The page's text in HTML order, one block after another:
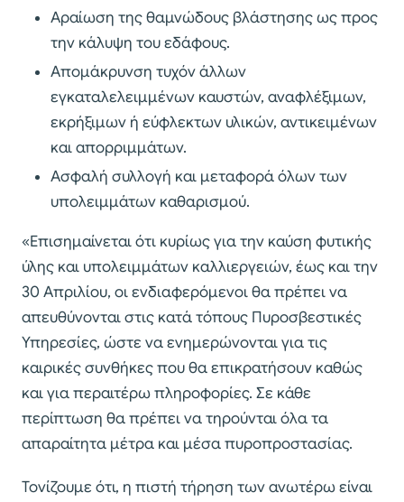
Αραίωση της θαμνώδους βλάστησης ως προς
την κάλυψη του εδάφους.
Απομάκρυνση τυχόν άλλων
εγκαταλελειμμένων καυστών, αναφλέξιμων,
εκρήξιμων ή εύφλεκτων υλικών, αντικειμένων
και απορριμμάτων.
Ασφαλή συλλογή και μεταφορά όλων των
υπολειμμάτων καθαρισμού.
«Επισημαίνεται ότι κυρίως για την καύση φυτικής
ύλης και υπολειμμάτων καλλιεργειών, έως και την
30 Απριλίου, οι ενδιαφερόμενοι θα πρέπει να
απευθύνονται στις κατά τόπους Πυροσβεστικές
Υπηρεσίες, ώστε να ενημερώνονται για τις
καιρικές συνθήκες που θα επικρατήσουν καθώς
και για περαιτέρω πληροφορίες. Σε κάθε
περίπτωση θα πρέπει να τηρούνται όλα τα
απαραίτητα μέτρα και μέσα πυροπροστασίας.
Τονίζουμε ότι, η πιστή τήρηση των ανωτέρω είναι